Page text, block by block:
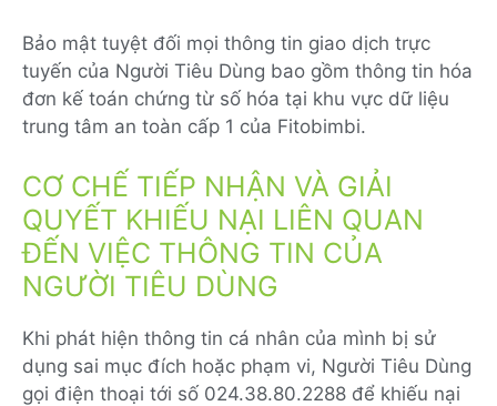
Bảo mật tuyệt đối mọi thông tin giao dịch trực
tuyến của Người Tiêu Dùng bao gồm thông tin hóa
đơn kế toán chứng từ số hóa tại khu vực dữ liệu
trung tâm an toàn cấp 1 của Fitobimbi.
CƠ CHẾ TIẾP NHẬN VÀ GIẢI
QUYẾT KHIẾU NẠI LIÊN QUAN
ĐẾN VIỆC THÔNG TIN CỦA
NGƯỜI TIÊU DÙNG
Khi phát hiện thông tin cá nhân của mình bị sử
dụng sai mục đích hoặc phạm vi, Người Tiêu Dùng
gọi điện thoại tới số 024.38.80.2288 để khiếu nại